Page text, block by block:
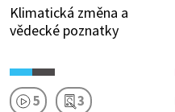
Klimatická změna a
vědecké poznatky
5 3